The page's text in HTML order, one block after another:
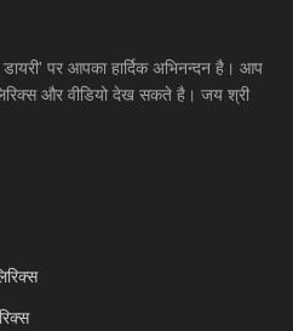
पर आपका हार्दिक अभिनन्दन है। आप
और वीडियो देख सकते है। जय श्री